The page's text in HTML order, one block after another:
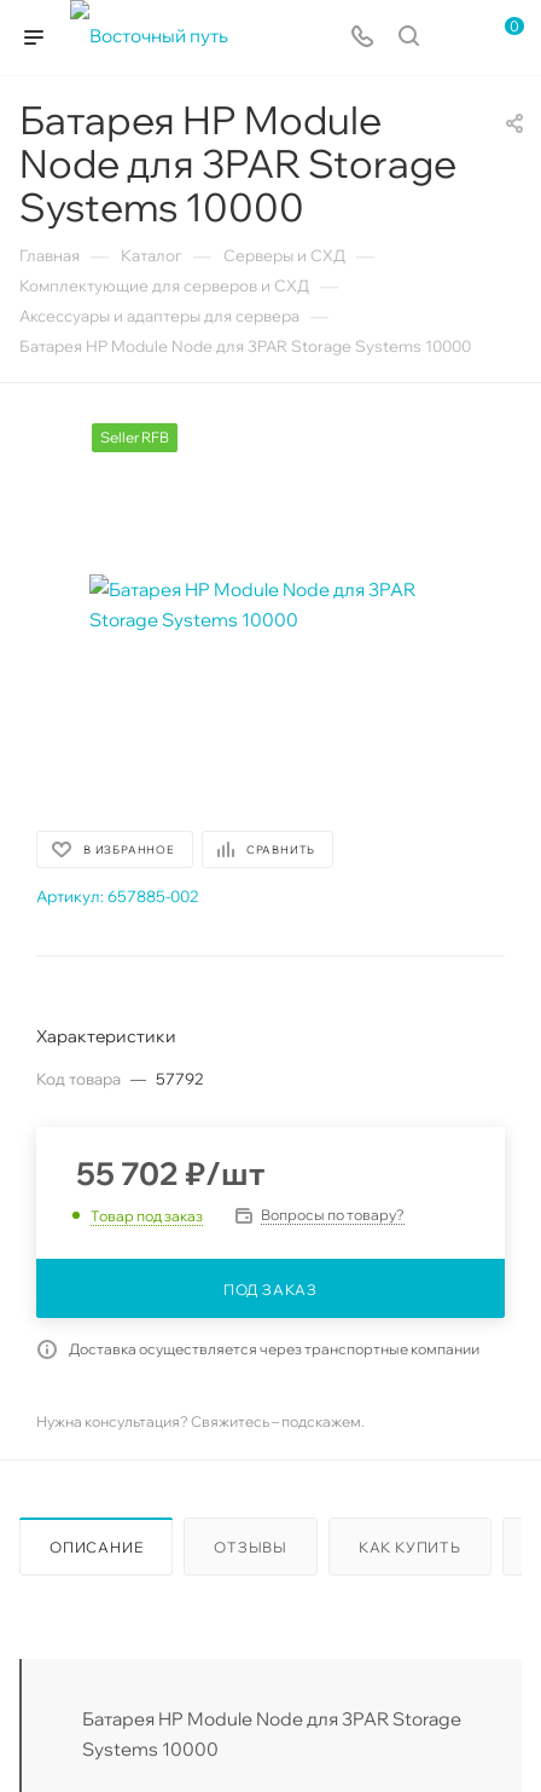
0
Батарея HP Module
Node для 3PAR Storage
Systems 10000
Главная Каталог Серверы и СХД
Комплектующие для серверов и СХД
Аксессуары и адаптеры для сервера
Батарея HP Module Node для 3PAR Storage Systems 10000
Seller RFB
В ИЗБРАННОЕ СРАВНИТЬ
Артикул: 657885-002
Характеристики
Код товара — 57792
55 702 ₽/шт
Товар под заказ Вопросы по товару?
ПОД ЗАКАЗ
Доставка осуществляется через транспортные компании
Нужна консультация? Свяжитесь – подскажем.
ОПИСАНИЕ ОТЗЫВЫ КАК КУПИТЬ
Батарея HP Module Node для 3PAR Storage
Systems 10000